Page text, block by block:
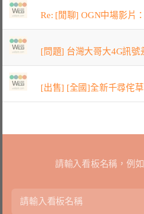
Re: [閒聊] OGN中場影片
[問題] 台灣大哥大4G訊號
[出售] [全國]全新千尋侘
請輸入看板名稱，例如